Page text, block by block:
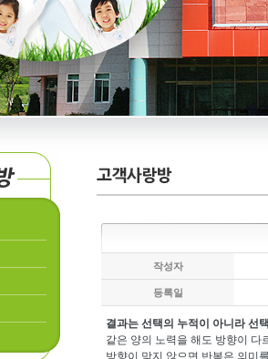
작성자
등록일
결과는 선택의 누적이 아니라 선
같은 양의 노력을 해도 방향이 다
방향이 맞지 않으면 반복은 의미